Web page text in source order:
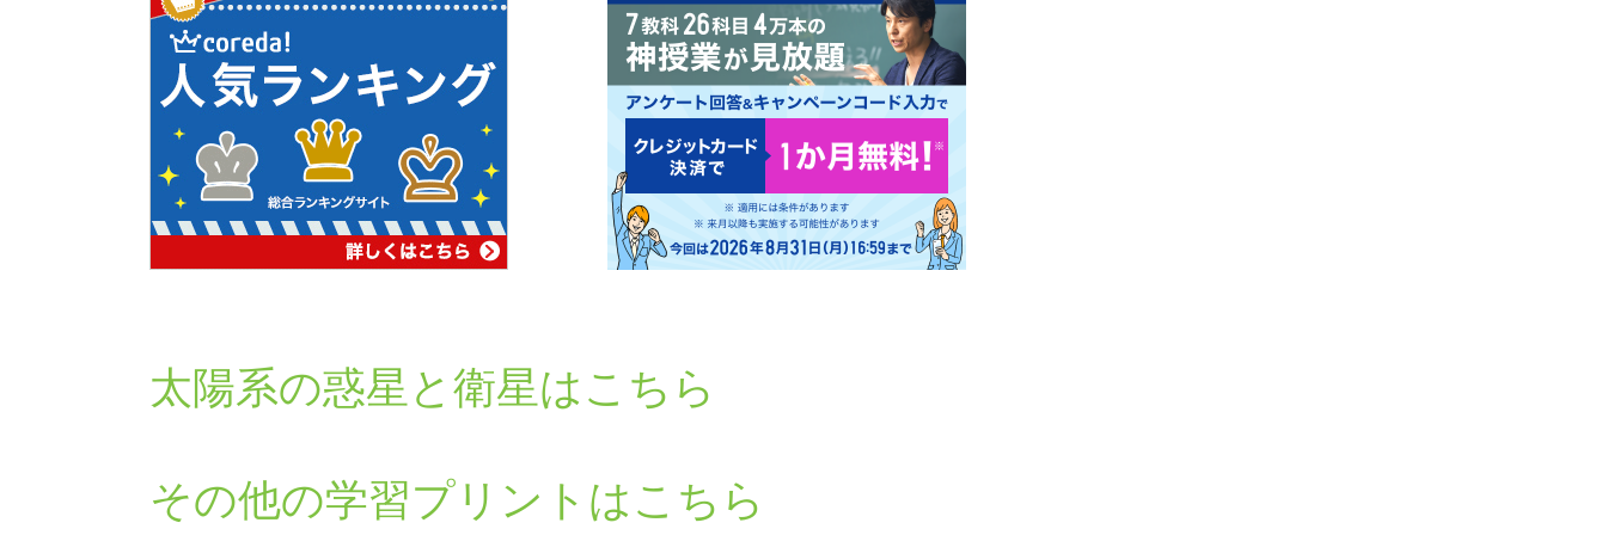
太陽系の惑星と衛星はこちら
その他の学習プリントはこちら